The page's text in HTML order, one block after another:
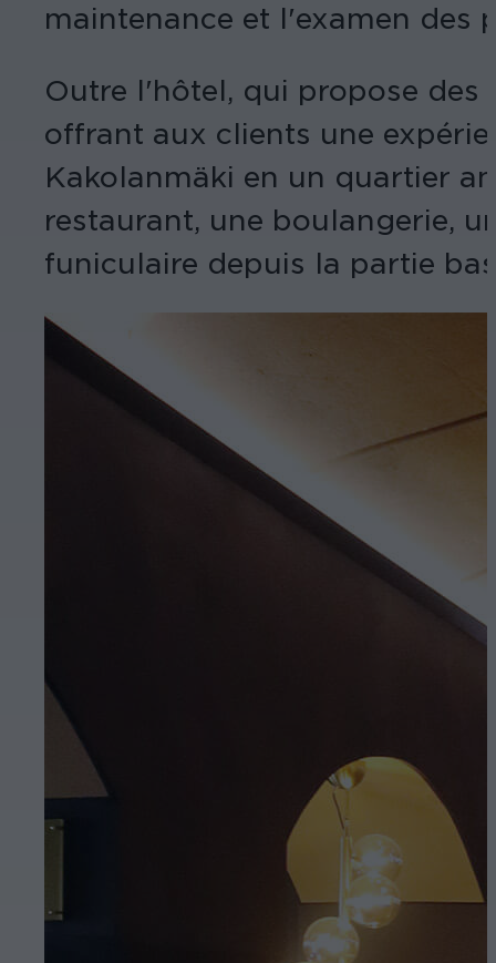
maintenance et l'examen des
Outre l'hôtel, qui propose des
offrant aux clients une
Kakolanmäki en un quartier
restaurant, une boulangerie,
funiculaire depuis la partie